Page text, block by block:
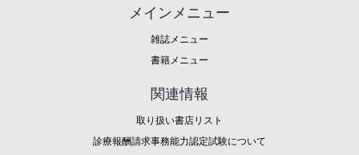
メインメニュー
雑誌メニュー
書籍メニュー
関連情報
取り扱い書店リスト
診療報酬請求事務能力認定試験について